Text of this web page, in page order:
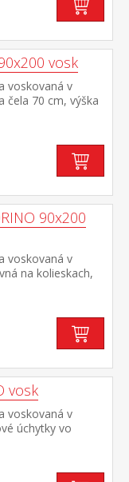
kusy
vosk
voskovaná v
čela 70 cm, výška
a
výška
rozmer
R1 k pohovke
prístelku TORINO
90x200
voskovaná v
na kolieskach,
odporúčaná
rozmer
ako výsuvná
8085V
vosk
voskovaná v
úchytky vo
mosadz 3
1 polica